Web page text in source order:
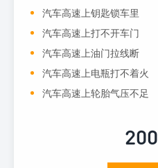
汽车高速上钥匙锁车里
汽车高速上打不开车门
汽车高速上油门拉线断
汽车高速上电瓶打不着火
汽车高速上轮胎气压不足
200